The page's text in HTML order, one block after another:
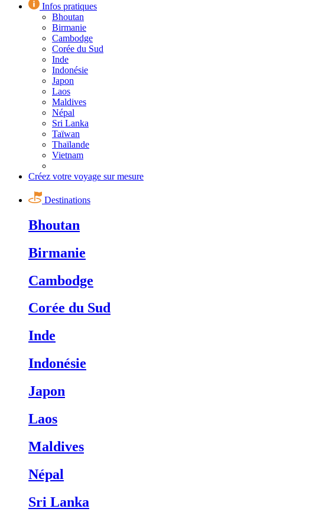
Infos pratiques
Bhoutan
Birmanie
Cambodge
Corée du Sud
Inde
Indonésie
Japon
Laos
Maldives
Népal
Sri Lanka
Taïwan
Thaïlande
Vietnam
Créez votre voyage sur mesure
Destinations
Bhoutan
Birmanie
Cambodge
Corée du Sud
Inde
Indonésie
Japon
Laos
Maldives
Népal
Sri Lanka